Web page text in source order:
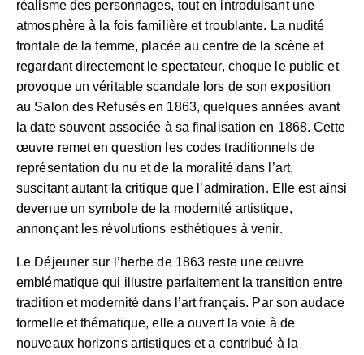
réalisme des personnages, tout en introduisant une
atmosphère à la fois familière et troublante. La nudité
frontale de la femme, placée au centre de la scène et
regardant directement le spectateur, choque le public et
provoque un véritable scandale lors de son exposition
au Salon des Refusés en 1863, quelques années avant
la date souvent associée à sa finalisation en 1868. Cette
œuvre remet en question les codes traditionnels de
représentation du nu et de la moralité dans l’art,
suscitant autant la critique que l’admiration. Elle est ainsi
devenue un symbole de la modernité artistique,
annonçant les révolutions esthétiques à venir.
Le Déjeuner sur l’herbe de 1863 reste une œuvre
emblématique qui illustre parfaitement la transition entre
tradition et modernité dans l’art français. Par son audace
formelle et thématique, elle a ouvert la voie à de
nouveaux horizons artistiques et a contribué à la